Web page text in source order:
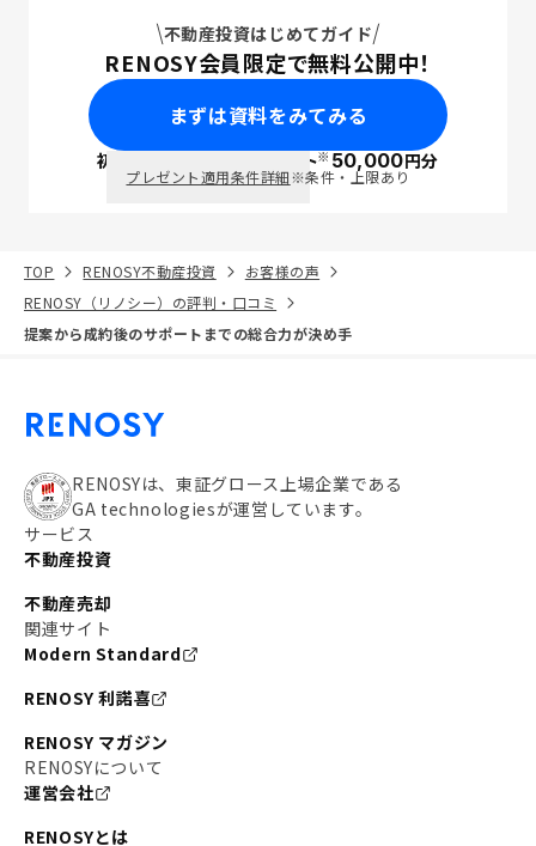
不動産投資はじめてガイド
RENOSY会員限定で無料公開中！
まずは資料をみてみる
初回面談で ポイント※50,000円分
プレゼント適用条件詳細※条件・上限あり
TOP RENOSY不動産投資
お客様の声
RENOSY（リノシー）の評判・口コミ
提案から成約後のサポートまでの総合力が決め手
RENOSYは、東証グロース上場企業である
GA technologiesが運営しています。
サービス
不動産投資
不動産売却
関連サイト
Modern Standard
RENOSY 利諾喜
RENOSY マガジン
RENOSYについて
運営会社
RENOSYとは